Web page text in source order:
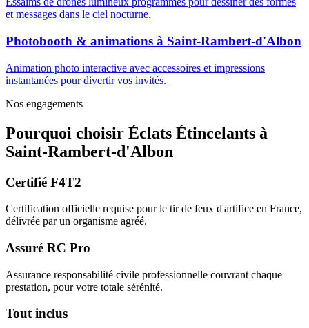
et messages dans le ciel nocturne.
Photobooth & animations à Saint-Rambert-d'Albon
Animation photo interactive avec accessoires et impressions
instantanées pour divertir vos invités.
Nos engagements
Pourquoi choisir Éclats Étincelants à
Saint-Rambert-d'Albon
Certifié F4T2
Certification officielle requise pour le tir de feux d'artifice en France,
délivrée par un organisme agréé.
Assuré RC Pro
Assurance responsabilité civile professionnelle couvrant chaque
prestation, pour votre totale sérénité.
Tout inclus